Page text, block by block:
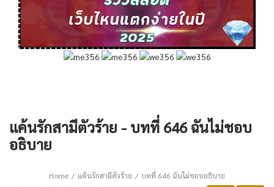
แค้นรักสามีตัวร้าย - บทที่ 646 ฉันไม่ชอบ
อธิบาย
Home แค้นรักสามีตัวร้าย บทที่ 646 ฉันไม่ชอบอธิบาย